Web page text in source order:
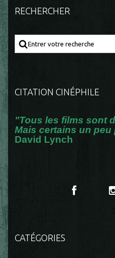
RECHERCHER
CITATION CINÉPHILE
"Tous les films sont
Mais certains un
David Lynch
CATÉGORIES